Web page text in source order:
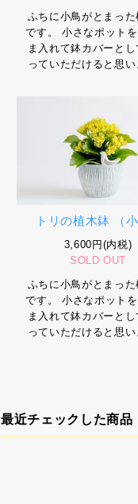
ふちに小鳥がとまっ
です。 小さなポット
ま入れて鉢カバーと
っていただけると思
トリの植木鉢 （
3,600円(内税)
SOLD OUT
ふちに小鳥がとまっ
です。 小さなポット
ま入れて鉢カバーと
っていただけると思
最近チェックした商品